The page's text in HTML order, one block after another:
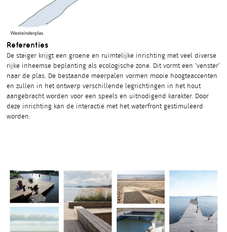
Referenties
De steiger krijgt een groene en ruimtelijke inrichting met veel diverse
rijke inheemse beplanting als ecologische zone. Dit vormt een ‘venster’
naar de plas. De bestaande meerpalen vormen mooie hoogteaccenten
en zullen in het ontwerp verschillende legrichtingen in het hout
aangebracht worden voor een speels en uitnodigend karakter. Door
deze inrichting kan de interactie met het waterfront gestimuleerd
worden.